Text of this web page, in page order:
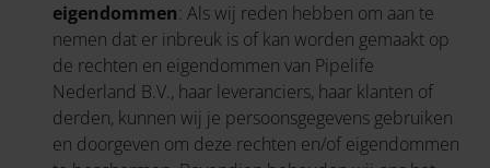
eigendommen: Als wij reden hebben om aan te
nemen dat er inbreuk is of kan worden gemaakt op
de rechten en eigendommen van Pipelife
Nederland B.V., haar leveranciers, haar klanten of
derden, kunnen wij je persoonsgegevens gebruiken
en doorgeven om deze rechten en/of eigendommen